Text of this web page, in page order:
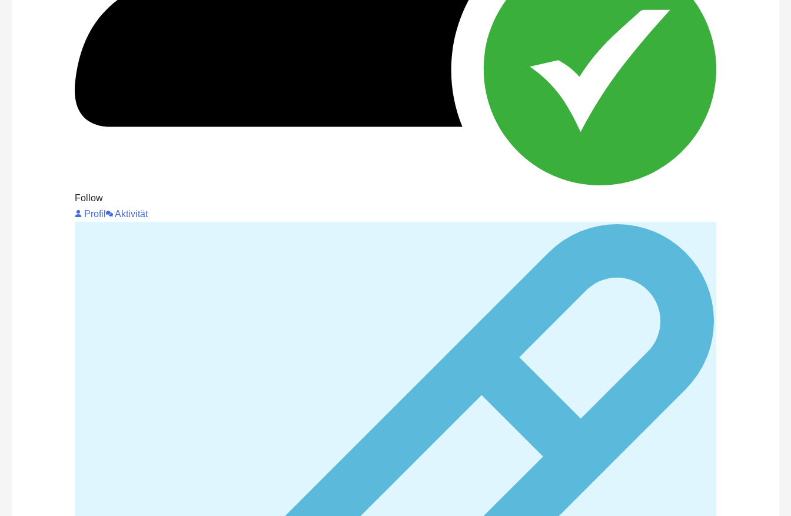
Follow
Profil
Aktivität